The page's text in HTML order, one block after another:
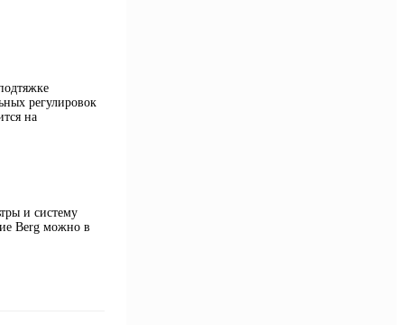
регулировок
на
и систему
Berg можно в